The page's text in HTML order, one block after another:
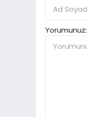
Yorumunuz: